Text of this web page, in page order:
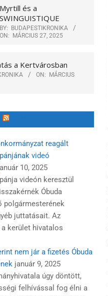
Myrtill és a
SWINGUISTIQUE
BY:
BUDAPESTIKRONIKA
ON:
MÁRCIUS 27, 2025
a Kertvárosban
ON:
MÁRCIUS
reagált
videó
10, 2025
videón keresztül
Óbuda
polgármesterének
juttatásait. Az
kerület hivatalos
nem jár a fizetés Óbuda
január 9, 2025
úgy döntött,
felhívással fog élni a